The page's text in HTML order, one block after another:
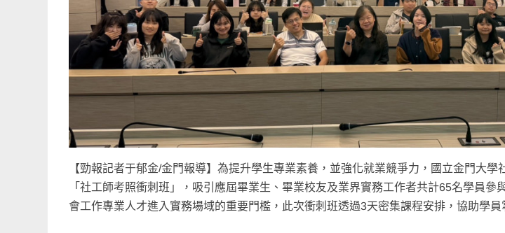
【勁報記者于郁金/金門報導】為提升學生專業素養，並強化就業競爭力，國立金門大學
「社工師考照衝刺班」，吸引應屆畢業生、畢業校友及業界實務工作者共計65名學員參
會工作專業人才進入實務場域的重要門檻，此次衝刺班透過3天密集課程安排，協助學員